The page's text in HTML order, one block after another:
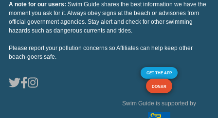
A note for our users: Swim Guide shares the best information we have the
moment you ask for it. Always obey signs at the beach or advisories from
official government agencies. Stay alert and check for other swimming
hazards such as dangerous currents and tides.
Please report your pollution concerns so Affiliates can help keep other
beach-goers safe.
GET THE APP
DONAR
Swim Guide is supported by